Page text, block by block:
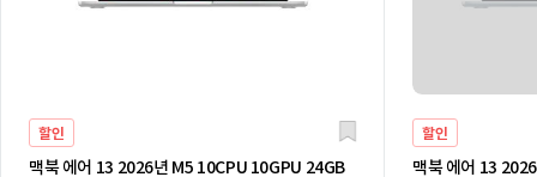
할인
맥북 에어 13 2026년 M5 10CPU 10GPU 24GB
할인
맥북 에어 13